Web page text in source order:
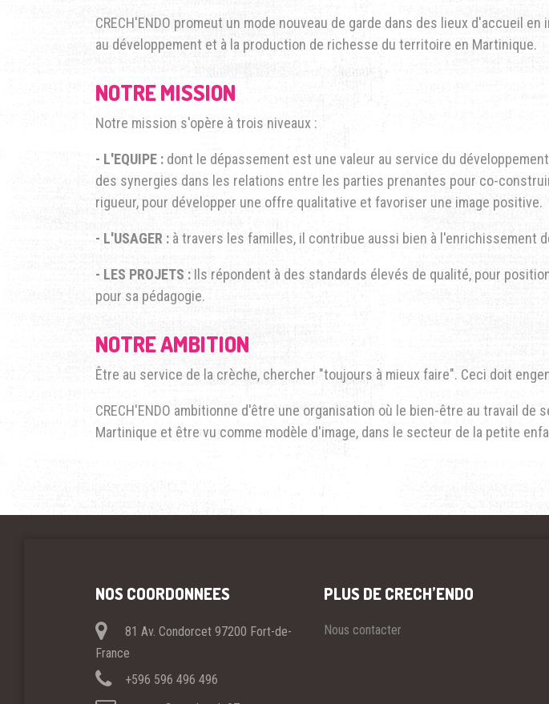
CRECH'ENDO promeut un mode nouveau de garde dans des lieux d'accueil
au développement et à la production de richesse du territoire en Martinique.
NOTRE MISSION
Notre mission s'opère à trois niveaux :
- L'EQUIPE : dont le dépassement est une valeur au service du
des synergies dans les relations entre les parties prenantes pour co-
rigueur, pour développer une offre qualitative et favoriser une image positive.
- L'USAGER : à travers les familles, il contribue aussi bien à l'enrichissement
- LES PROJETS :Ils répondent à des standards élevés de qualité, pour
pour sa pédagogie.
NOTRE AMBITION
Être au service de la crèche, chercher "toujours à mieux faire". Ceci doit
CRECH'ENDO ambitionne d'être une organisation où le bien-être au travail
Martinique et être vu comme modèle d'image, dans le secteur de la petite
NOS COORDONNEES
81 Av. Condorcet 97200 Fort-de-
France
+596 596 496 496
PLUS DE CRECH’ENDO
Nous contacter